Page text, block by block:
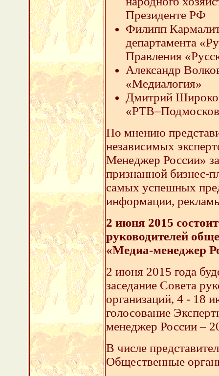
Президенте РФ
Филипп
департамента
Правления
Александр
«Медиалогия»
Дмитрий
По мнению
независимых
Менеджер России»
признанной бизнес-
самых успешных
информации,
2 июня 2015
руководителей
«Медиа-менеджер
2 июня 2015 года
заседание Совета
организаций, 4 - 18
голосование
менеджер России –
В числе
Общественные